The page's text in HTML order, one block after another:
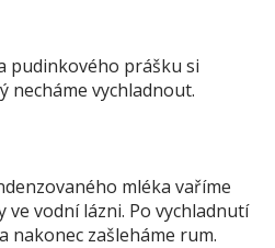
pudinkového prášku si
necháme vychladnout.
mléka vaříme
vodní lázni. Po vychladnutí
nakonec zašleháme rum.